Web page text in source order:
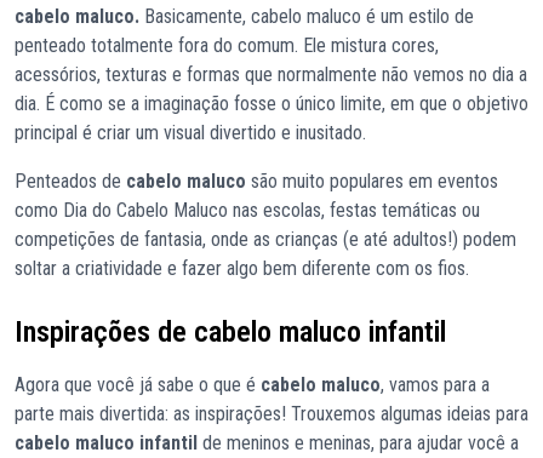
cabelo maluco. Basicamente, cabelo maluco é um estilo de
penteado totalmente fora do comum. Ele mistura cores,
acessórios, texturas e formas que normalmente não vemos no dia a
dia. É como se a imaginação fosse o único limite, em que o objetivo
principal é criar um visual divertido e inusitado.
Penteados de cabelo maluco são muito populares em eventos
como Dia do Cabelo Maluco nas escolas, festas temáticas ou
competições de fantasia, onde as crianças (e até adultos!) podem
soltar a criatividade e fazer algo bem diferente com os fios.
Inspirações de cabelo maluco infantil
Agora que você já sabe o que é cabelo maluco, vamos para a
parte mais divertida: as inspirações! Trouxemos algumas ideias para
cabelo maluco infantil de meninos e meninas, para ajudar você a